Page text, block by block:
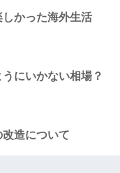
かった海外生活
にいかない相場？
造について